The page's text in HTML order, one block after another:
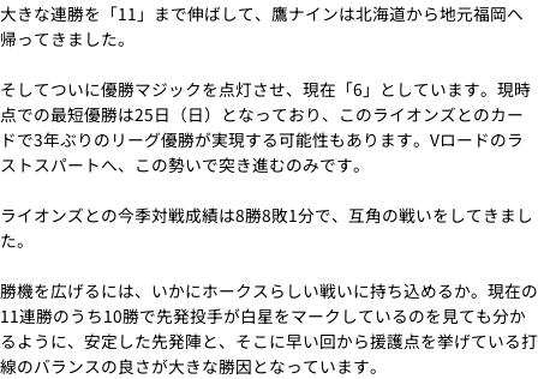
大きな連勝を「11」まで伸ばして、鷹ナインは北海道から地元福岡へ
帰ってきました。
そしてついに優勝マジックを点灯させ、現在「6」としています。現時
点での最短優勝は25日（日）となっており、このライオンズとのカー
ドで3年ぶりのリーグ優勝が実現する可能性もあります。Vロードのラ
ストスパートへ、この勢いで突き進むのみです。
ライオンズとの今季対戦成績は8勝8敗1分で、互角の戦いをしてきまし
た。
勝機を広げるには、いかにホークスらしい戦いに持ち込めるか。現在の
11連勝のうち10勝で先発投手が白星をマークしているのを見ても分か
るように、安定した先発陣と、そこに早い回から援護点を挙げている打
線のバランスの良さが大きな勝因となっています。